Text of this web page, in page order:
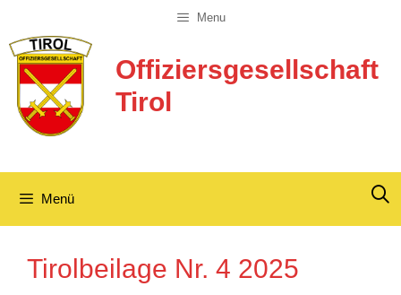
Inhalt
springen
Menu
Offiziersgesellschaft
Tirol
Menü
Tirolbeilage Nr. 4 2025